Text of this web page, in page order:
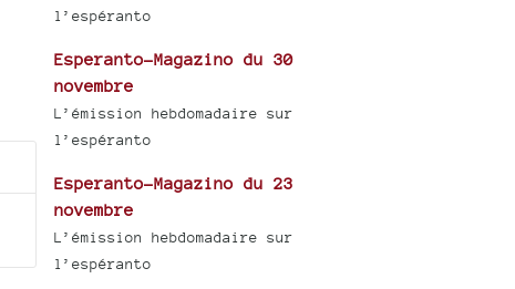
l’espéranto
Esperanto-Magazino du 30
novembre
L’émission hebdomadaire sur
l’espéranto
Esperanto-Magazino du 23
novembre
L’émission hebdomadaire sur
l’espéranto